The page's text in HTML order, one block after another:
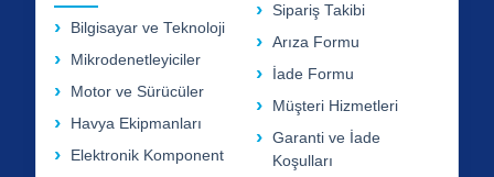
Bilgisayar ve Teknoloji
Mikrodenetleyiciler
Motor ve Sürücüler
Havya Ekipmanları
Elektronik Komponent
Sipariş Takibi
Arıza Formu
İade Formu
Müşteri Hizmetleri
Garanti ve İade
Koşulları